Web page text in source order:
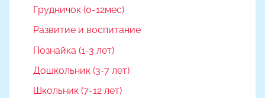
Грудничок (0-12мес)
Развитие и воспитание
Познайка (1-3 лет)
Дошкольник (3-7 лет)
Школьник (7-12 лет)